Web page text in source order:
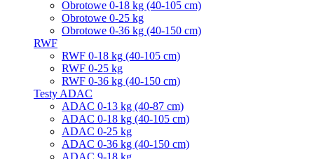
Obrotowe 0-18 kg (40-105 cm)
Obrotowe 0-25 kg
Obrotowe 0-36 kg (40-150 cm)
RWF
RWF 0-18 kg (40-105 cm)
RWF 0-25 kg
RWF 0-36 kg (40-150 cm)
Testy ADAC
ADAC 0-13 kg (40-87 cm)
ADAC 0-18 kg (40-105 cm)
ADAC 0-25 kg
ADAC 0-36 kg (40-150 cm)
ADAC 9-18 kg